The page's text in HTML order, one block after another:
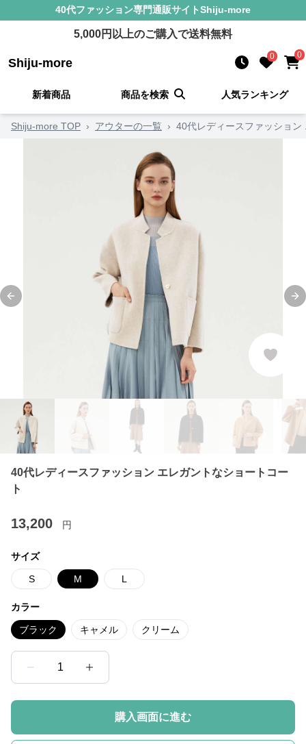
40代ファッション専門通販サイトShiju-more
5,000円以上のご購入で送料無料
Shiju-more 0 0
新着商品 商品を検索 人気ランキング
Shiju-more TOP › アウターの一覧 › 40代レディースファッショ
Previous slide
40代レディースファッション エレガントなショートコー
ト
13,200 円
サイズ
S M L
カラー
ブラック キャメル クリーム
1
購入画面に進む